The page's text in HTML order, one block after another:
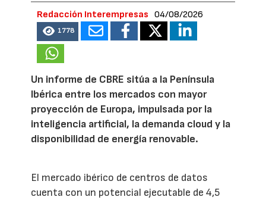
Redacción Interempresas 04/08/2026
1778
Un informe de CBRE sitúa a la Península
Ibérica entre los mercados con mayor
proyección de Europa, impulsada por la
inteligencia artificial, la demanda cloud y la
disponibilidad de energía renovable.
El mercado ibérico de centros de datos
cuenta con un potencial ejecutable de 4,5